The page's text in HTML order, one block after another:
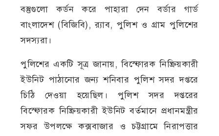
বস্তুগুলো কর্ডন করে পাহারা দেন বর্ডার গার্ড
বাংলাদেশ (বিজিবি), র‌্যাব, পুলিশ ও গ্রাম পুলিশের
সদস্যরা।
পুলিশের একটি সূত্র জানায়, বিস্ফোরক নিষ্ক্রিয়কারী
ইউনিট পাঠানোর জন্য শনিবার পুলিশ সদর দপ্তরে
চিঠি দেওয়া হয়েছিল। পুলিশ সদর দপ্তরের
বিস্ফোরক নিষ্ক্রিয়কারী ইউনিট বর্তমানে প্রধানমন্ত্রীর
সফর উপলক্ষে কক্সবাজার ও চট্টগ্রামে নিরাপত্তার